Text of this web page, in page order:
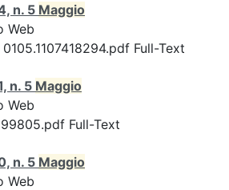
n. 5 Maggio
Web
Full-Text
n. 5 Maggio
Web
99805.pdf Full-Text
n. 5 Maggio
Web